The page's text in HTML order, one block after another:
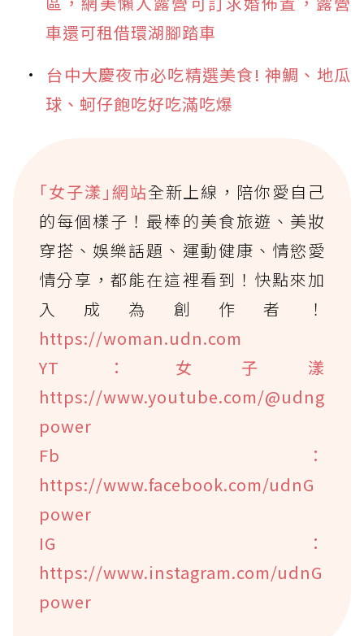
車還可租借環湖腳踏車
台中大慶夜市必吃精選美食! 神鯛、地瓜
球、蚵仔飽吃好吃滿吃爆
｢女子漾｣網站全新上線，陪你愛自己
的每個樣子！最棒的美食旅遊、美妝
穿搭、娛樂話題、運動健康、情慾愛
情分享，都能在這裡看到！快點來加
入成為創作者！
https://woman.udn.com
YT：女子漾
https://www.youtube.com/@udng
power
Fb：
https://www.facebook.com/udnG
power
IG：
https://www.instagram.com/udnG
power